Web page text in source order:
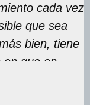
cada vez
que sea
bien, tiene
en que en